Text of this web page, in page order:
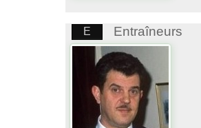
E Entraîneurs